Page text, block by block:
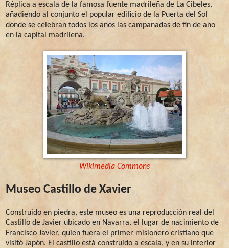
Réplica a escala de la famosa fuente madrileña de La Cibeles,
añadiendo al conjunto el popular edificio de la Puerta del Sol
donde se celebran todos los años las campanadas de fin de año
en la capital madrileña.
Wikimedia Commons
Museo Castillo de Xavier
Construido en piedra, este museo es una reproducción real del
Castillo de Javier ubicado en Navarra, el lugar de nacimiento de
Francisco Javier, quien fuera el primer misionero cristiano que
visitó Japón. El castillo está construido a escala, y en su interior